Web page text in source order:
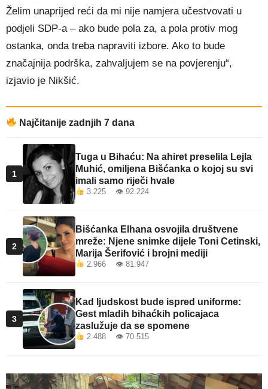
Želim unaprijed reći da mi nije namjera učestvovati u
podjeli SDP-a – ako bude pola za, a pola protiv mog
ostanka, onda treba napraviti izbore. Ako to bude
značajnija podrška, zahvaljujem se na povjerenju“,
izjavio je Nikšić.
Najčitanije zadnjih 7 dana
1
Tuga u Bihaću: Na ahiret preselila Lejla
Muhić, omiljena Bišćanka o kojoj su svi
imali samo riječi hvale
3.225 👁 92.224
2
Bišćanka Elhana osvojila društvene
mreže: Njene snimke dijele Toni Cetinski,
Marija Šerifović i brojni mediji
2.966 👁 81.947
3
Kad ljudskost bude ispred uniforme:
Gest mladih bihaćkih policajaca
zaslužuje da se spomene
2.488 👁 70.515